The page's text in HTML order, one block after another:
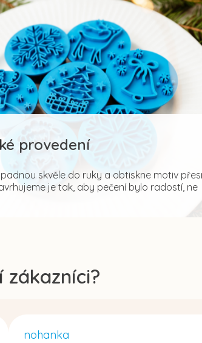
provedení
skvěle do ruky a obtiskne motiv
je tak, aby pečení bylo radostí, ne
nohanka